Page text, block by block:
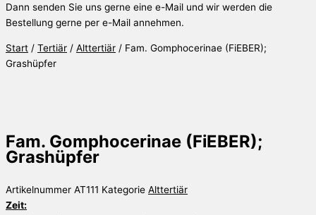
Dann senden Sie uns gerne eine e-Mail und wir werden die
Bestellung gerne per e-Mail annehmen.
Start / Tertiär / Alttertiär / Fam. Gomphocerinae (FiEBER);
Grashüpfer
Fam. Gomphocerinae (FiEBER);
Grashüpfer
Artikelnummer AT111 Kategorie Alttertiär
Zeit: